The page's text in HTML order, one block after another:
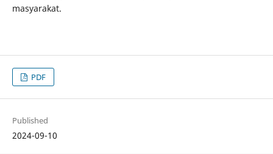
masyarakat.
PDF
Published
2024-09-10